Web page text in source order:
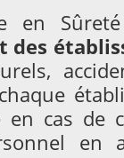
en
des
cas de
en